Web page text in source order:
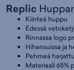
Replic
Kiinteä huppu
Edessä
Rinnassa logo
Hihansuissa ja
Pehmeä
Materiaali 65%